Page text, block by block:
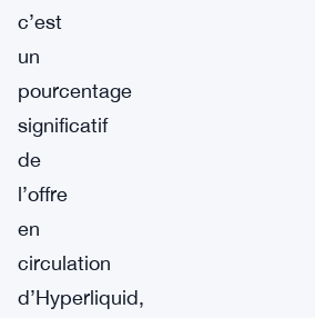
c’est
un
pourcentage
significatif
de
l’offre
en
circulation
d’Hyperliquid,